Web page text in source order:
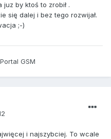
by ktoś to zrobił .
się dalej i bez tego rozwijał.
;-)
GSM
i najszybciej. To wcale